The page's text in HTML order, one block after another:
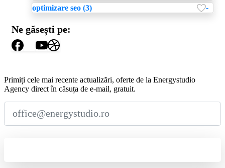
optimizare seo (3) -
Ne găsești pe:
Primiți cele mai recente actualizări, oferte de la Energystudio
Agency direct în căsuța de e-mail, gratuit.